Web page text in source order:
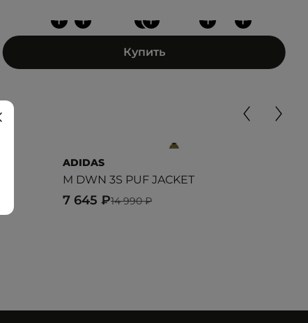
+
+
+ + +
+
Купить
ADIDAS
M DWN 3S PUF JACKET
14 990 ₽
7 645 ₽